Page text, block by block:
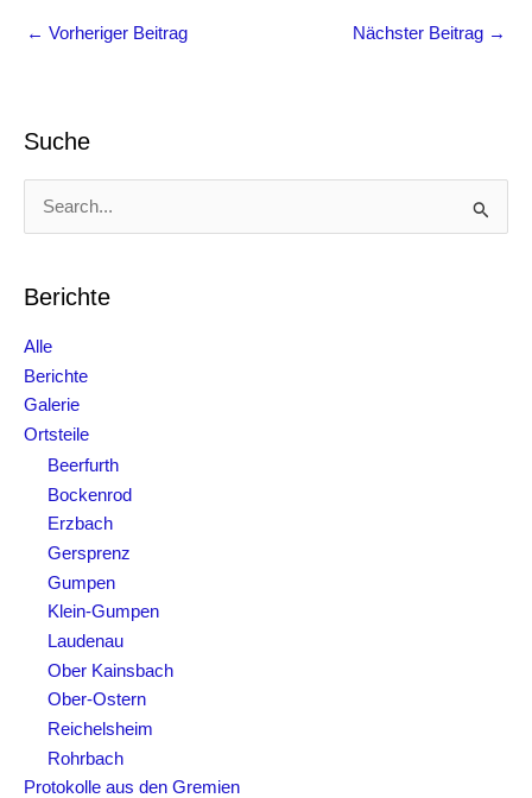
← Vorheriger Beitrag Nächster Beitrag →
Suche
c
e
n
a
h
:
Berichte
Alle
Berichte
Galerie
Ortsteile
Beerfurth
Bockenrod
Erzbach
Gersprenz
Gumpen
Klein-Gumpen
Laudenau
Ober Kainsbach
Ober-Ostern
Reichelsheim
Rohrbach
Protokolle aus den Gremien